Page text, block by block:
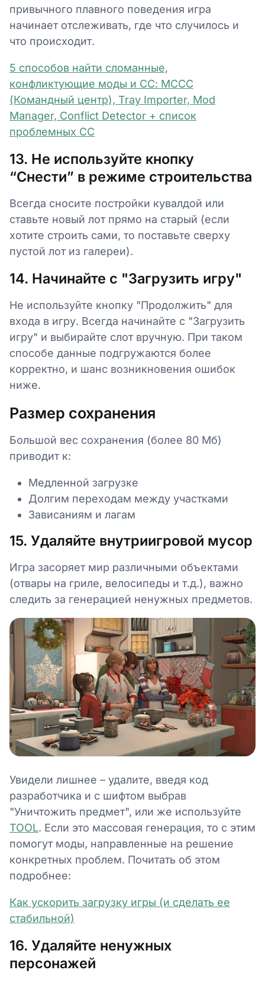
привычного плавного поведения игра
начинает отслеживать, где что случилось и
что происходит.
5 способов найти сломанные,
конфликтующие моды и СС: MCCC
(Командный центр), Tray Importer, Mod
Manager, Conflict Detector + список
проблемных СС
13. Не используйте кнопку
“Снести” в режиме строительства
Всегда сносите постройки кувалдой или
ставьте новый лот прямо на старый (если
хотите строить сами, то поставьте сверху
пустой лот из галереи).
14. Начинайте с "Загрузить игру"
Не используйте кнопку "Продолжить" для
входа в игру. Всегда начинайте с "Загрузить
игру" и выбирайте слот вручную. При таком
способе данные подгружаются более
корректно, и шанс возникновения ошибок
ниже.
Размер сохранения
Большой вес сохранения (более 80 Мб)
приводит к:
Медленной загрузке
Долгим переходам между участками
Зависаниям и лагам
15. Удаляйте внутриигровой мусор
Игра засоряет мир различными объектами
(отвары на гриле, велосипеды и т.д.), важно
следить за генерацией ненужных предметов.
Увидели лишнее – удалите, введя код
разработчика и с шифтом выбрав
"Уничтожить предмет", или же используйте
TOOL. Если это массовая генерация, то с этим
помогут моды, направленные на решение
конкретных проблем. Почитать об этом
подробнее:
Как ускорить загрузку игры (и сделать ее
стабильной)
16. Удаляйте ненужных
персонажей